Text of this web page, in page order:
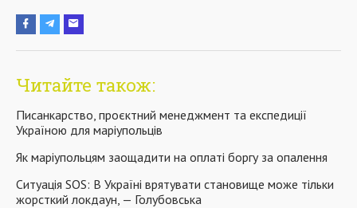
Читайте також:
Писанкарство, проєктний менеджмент та експедиції
Україною для маріупольців
Як маріупольцям заощадити на оплаті боргу за опалення
Ситуація SOS: В Україні врятувати становище може тільки
жорсткий локдаун, — Голубовська